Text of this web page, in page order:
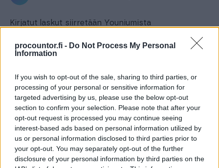
procountor.fi - Do Not Process My Personal
Information
If you wish to opt-out of the sale, sharing to third parties, or
processing of your personal or sensitive information for
targeted advertising by us, please use the below opt-out
section to confirm your selection. Please note that after your
opt-out request is processed you may continue seeing
interest-based ads based on personal information utilized by
us or personal information disclosed to third parties prior to
your opt-out. You may separately opt-out of the further
disclosure of your personal information by third parties on the
Kirjatut laskut siirretään Youniumista
tietoineen – laskunumero, päivämäärät, valuutta,
tuotetiedot, palvelujaksot ja toimitusosoitteet.
Maksustatuksen synkronointi
Kun lasku on kokonaan maksettu Procountorissa,
maksustatus ja maksupäivä raportoidaan
automaattisesti takaisin Youniumiin – pitäen
tilauslaskutustietosi ajan tasalla.